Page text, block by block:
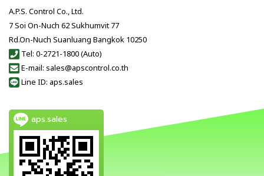
A.P.S. Control Co., Ltd.
7 Soi On-Nuch 62 Sukhumvit 77
Rd.On-Nuch Suanluang Bangkok 10250
Tel: 0-2721-1800 (Auto)
E-mail: sales@apscontrol.co.th
Line ID: aps.sales
aps.sales